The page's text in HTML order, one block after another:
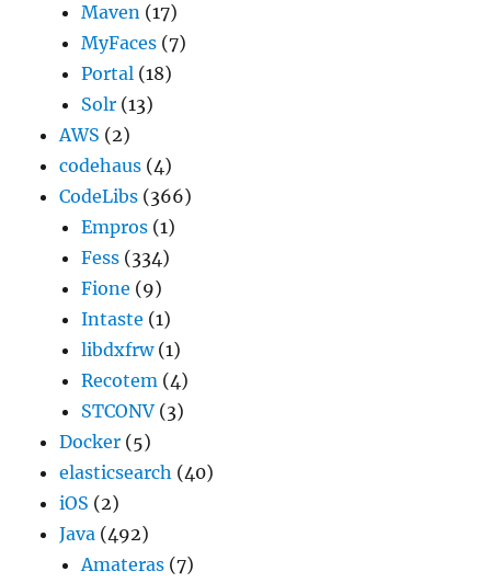
Maven (17)
MyFaces (7)
Portal (18)
Solr (13)
AWS (2)
codehaus (4)
CodeLibs (366)
Empros (1)
Fess (334)
Fione (9)
Intaste (1)
libdxfrw(1)
Recotem (4)
STCONV (3)
Docker (5)
elasticsearch (40)
iOS (2)
Java (492)
Amateras (7)